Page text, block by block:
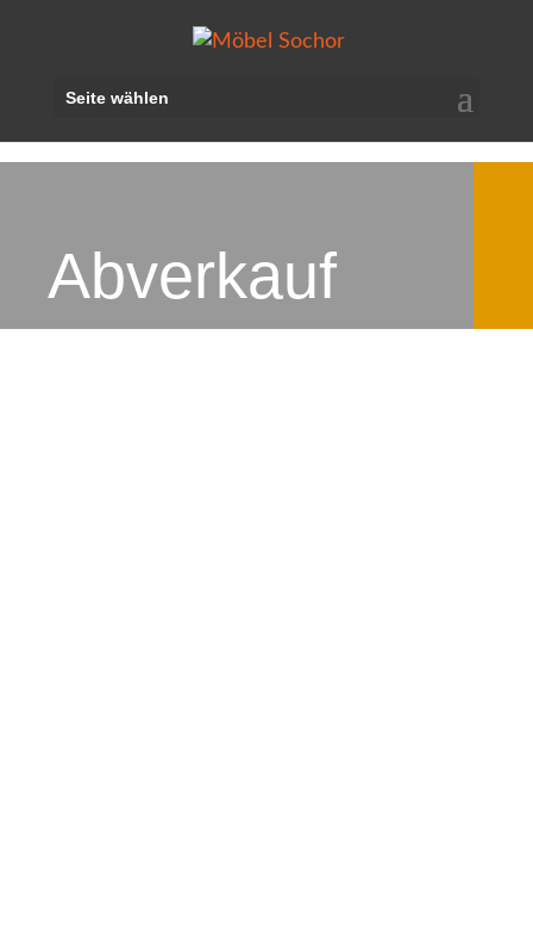
Seite wählen
Abverkauf